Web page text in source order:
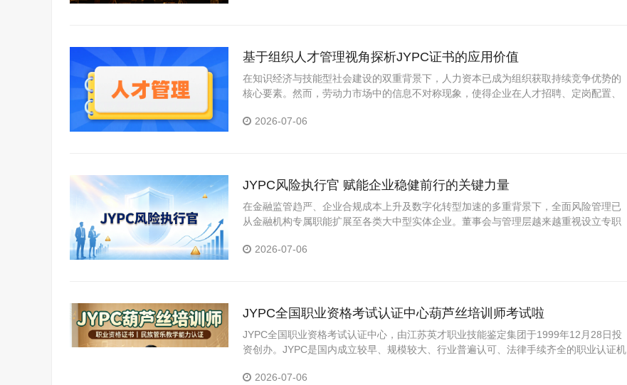
基于组织人才管理视角探析JYPC证书的应用价值
在知识经济与技能型社会建设的双重背景下，人力资本已成为组织获取持续竞争优势的
核心要素。然而，劳动力市场中的信息不对称现象，使得企业在人才招聘、定岗配置、
2026-07-06
JYPC风险执行官 赋能企业稳健前行的关键力量
在金融监管趋严、企业合规成本上升及数字化转型加速的多重背景下，全面风险管理已
从金融机构专属职能扩展至各类大中型实体企业。董事会与管理层越来越重视设立专职
案的高级管理人才在市场上持续走俏。
2026-07-06
JYPC全国职业资格考试认证中心葫芦丝培训师考试啦
JYPC全国职业资格考试认证中心，由江苏英才职业技能鉴定集团于1999年12月28日投
资创办。JYPC是国内成立较早、规模较大、行业普遍认可、法律手续齐全的职业认证机
2026-07-06